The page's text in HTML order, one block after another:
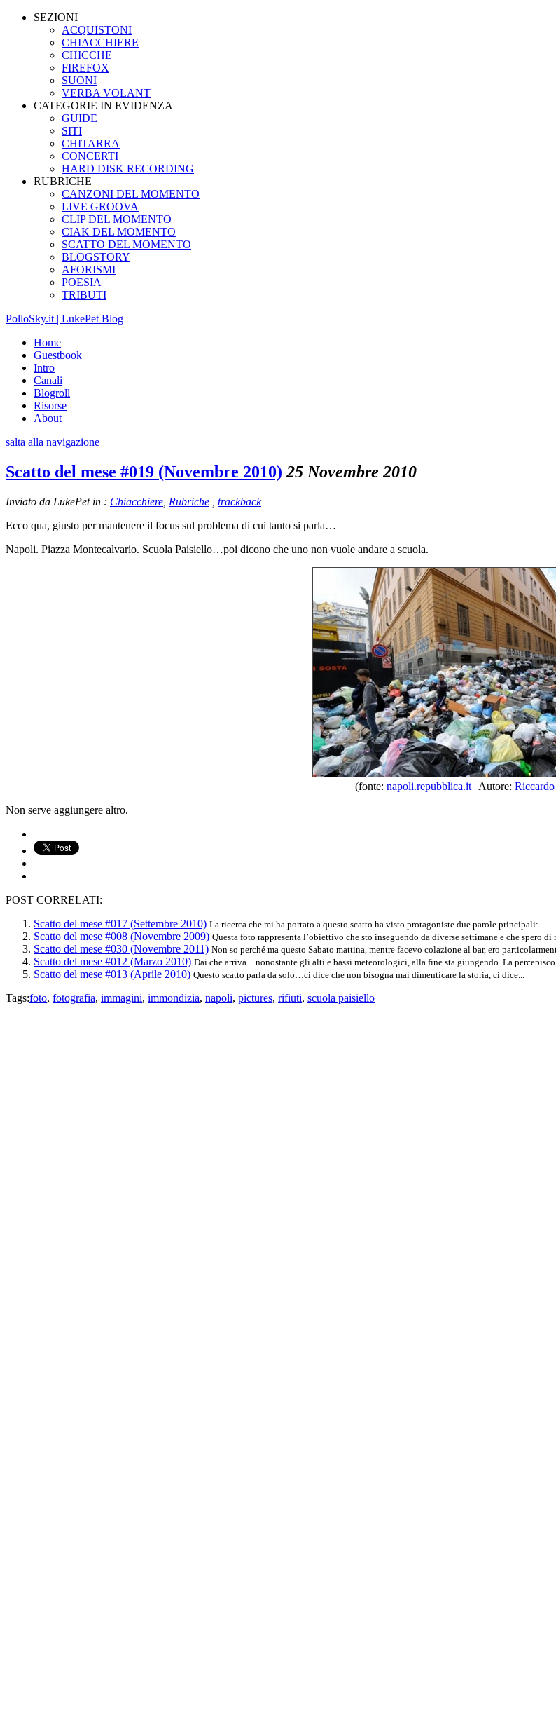
SEZIONI
ACQUISTONI
CHIACCHIERE
CHICCHE
FIREFOX
SUONI
VERBA VOLANT
CATEGORIE IN EVIDENZA
GUIDE
SITI
CHITARRA
CONCERTI
HARD DISK RECORDING
RUBRICHE
CANZONI DEL MOMENTO
LIVE GROOVA
CLIP DEL MOMENTO
CIAK DEL MOMENTO
SCATTO DEL MOMENTO
BLOGSTORY
AFORISMI
POESIA
TRIBUTI
PolloSky.it | LukePet Blog
Home
Guestbook
Intro
Canali
Blogroll
Risorse
About
salta alla navigazione
Scatto del mese #019 (Novembre 2010) 25 Novembre 2010
Inviato da LukePet in : Chiacchiere Rubriche
trackback
Ecco qua, giusto per mantenere il focus sul problema di cui tanto si parla…
Napoli. Piazza Montecalvario. Scuola Paisiello…poi dicono che uno non vuole andare a scuola.
(fonte: napoli.repubblica.it | Autore:
Non serve aggiungere altro.
POST CORRELATI:
Scatto del mese #017 (Settembre 2010) La ricerca che mi ha portato a questo scatto ha visto protagoniste due parole principali:...
Scatto del mese #008 (Novembre 2009) Questa foto rappresenta l’obiettivo che sto inseguendo da diverse settimane e che spero di
Scatto del mese #030 (Novembre 2011) Non so perché ma questo Sabato mattina, mentre facevo colazione al bar, ero
Scatto del mese #012 (Marzo 2010) Dai che arriva…nonostante gli alti e bassi meteorologici, alla fine sta giungendo. La percepisco
Scatto del mese #013 (Aprile 2010) Questo scatto parla da solo…ci dice che non bisogna mai dimenticare la storia, ci dice...
Tags:foto, fotografia, immagini, immondizia, napoli, pictures, rifiuti, scuola paisiello